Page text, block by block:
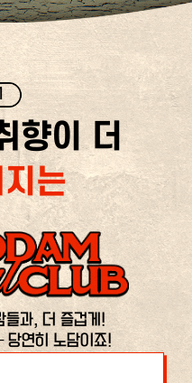
향이 더
는
들과, 더 즐겁게!
당연히 노담이죠!